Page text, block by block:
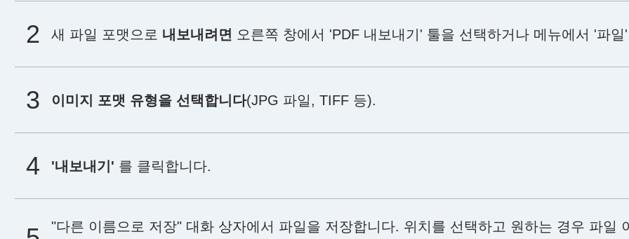
새 파일 포맷으로 내보내려면 오른쪽 창에서 'PDF 내보내기' 툴을 선택하거나 메뉴에서 '파
이미지 포맷 유형을 선택합니다(JPG 파일, TIFF 등).
'내보내기' 를 클릭합니다.
"다른 이름으로 저장" 대화 상자에서 파일을 저장합니다. 위치를 선택하고 원하는 경우 파일